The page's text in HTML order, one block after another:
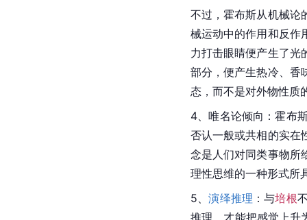
不过，霍布斯从机械论
械运动中的作用和反作
力打击眼睛便产生了光
部分，便产生热冷、香
态，而不是对外物性质
4、唯名论倾向：霍布
否认一般或共相的实在
念是人们对同类事物所
理性思维的一种形式所
5、演绎推理 ：与培根
推理，才能把感觉上升